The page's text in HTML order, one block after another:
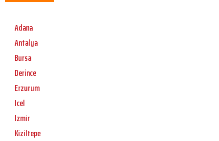
Adana
Antalya
Bursa
Derince
Erzurum
Icel
Izmir
Kiziltepe